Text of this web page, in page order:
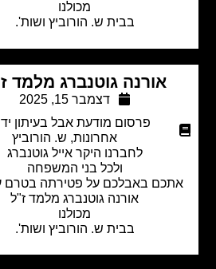
בבית ש. הורוביץ ושות'.
אורנה גוטנברג מלמד ז"ל
דצמבר 15, 2025
פרסום מודעת אבל בעיתון ידיעות
אחרונות,ש. הורוביץ
לחברנו היקר אייל גוטנברג
ולכל בני המשפחה
באבלכם על פטירתה בטרם עת של
אורנה גוטנברג מלמד ז"ל
בבית ש. הורוביץ ושות'.